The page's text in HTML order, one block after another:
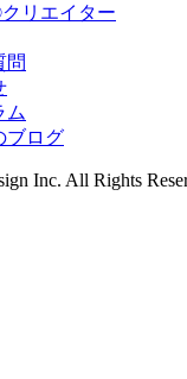
リエイター
問
ム
ブログ
Inc. All Rights